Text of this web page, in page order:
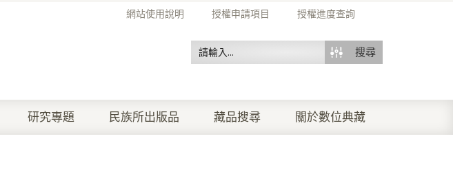
網站使用說明 授權申請項目 授權進度查詢
搜尋
研究專題 民族所出版品 藏品搜尋 關於數位典藏